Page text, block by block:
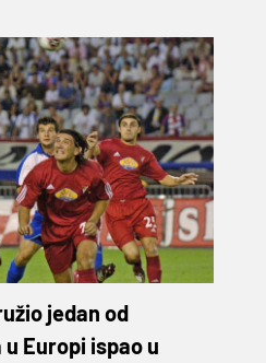
jedan od
Europi ispao u